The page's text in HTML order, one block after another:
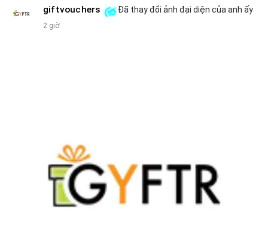
#207btc #aplucban
giftvouchers Đã thay đổi ảnh đại diện của anh ấy
2 giờ